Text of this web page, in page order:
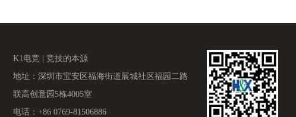
K1电竞 | 竞技的本源
地址：深圳市宝安区福海街道展城社区福园二路
联高创意园5栋4005室
电话：+86 0769-81506886